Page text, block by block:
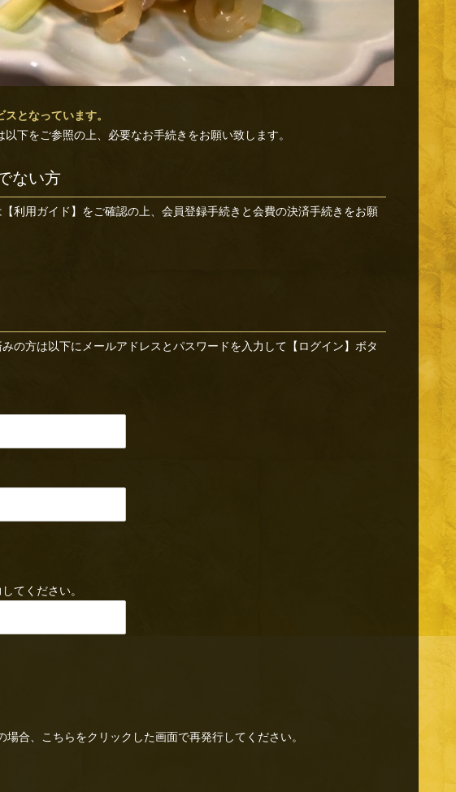
となっています。
下をご参照の上、必要なお手続きをお願い致します。
ない方
【利用ガイド】 をご確認の上、会員登録手続きと会費の決済手続きをお願
の方は以下にメールアドレスとパスワードを入力して【ログイン】ボタ
てください。
合、こちらをクリックした画面で再発行してください。